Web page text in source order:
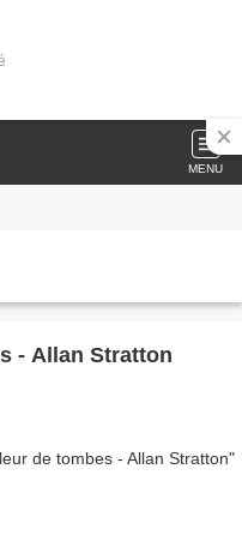
MENU
- Allan Stratton